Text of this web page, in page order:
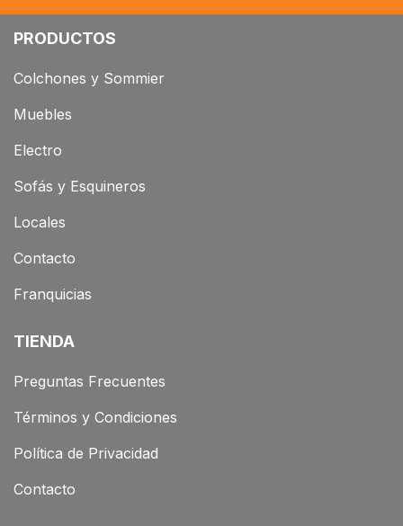
PRODUCTOS
Colchones y Sommier
Muebles
Electro
Sofás y Esquineros
Locales
Contacto
Franquicias
TIENDA
Preguntas Frecuentes
Términos y Condiciones
Política de Privacidad
Contacto